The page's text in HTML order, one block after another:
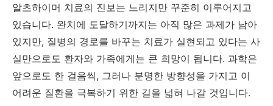
알츠하이머 치료의 진보는 느리지만 꾸준히 이루어지고
있습니다. 완치에 도달하기까지는 아직 많은 과제가 남아
있지만, 질병의 경로를 바꾸는 치료가 실현되고 있다는 사
실만으로도 환자와 가족에게는 큰 희망이 됩니다. 과학은
앞으로도 한 걸음씩, 그러나 분명한 방향성을 가지고 이
어려운 질환을 극복하기 위한 길을 넓혀 나갈 것입니다.